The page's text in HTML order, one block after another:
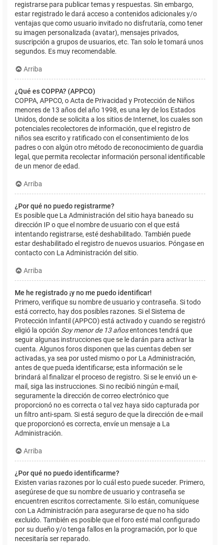
registrarse para publicar temas y respuestas. Sin embargo,
estar registrado le dará acceso a contenidos adicionales y/o
ventajas que como usuario invitado no disfrutaría, como tener
su imagen personalizada (avatar), mensajes privados,
suscripción a grupos de usuarios, etc. Tan solo le tomará unos
segundos. Es muy recomendable.
Arriba
¿Qué es COPPA? (APPCO)
COPPA, APPCO, o Acta de Privacidad y Protección de Niños
menores de 13 años del año 1998, es una ley de los Estados
Unidos, donde se solicita a los sitios de Internet, los cuales son
potenciales recolectores de información, que el registro de
niños sea escrito y ratificado con el consentimiento de los
padres o con algún otro método de reconocimiento de guardia
legal, que permita recolectar información personal identificable
de un menor de edad.
Arriba
¿Por qué no puedo registrarme?
Es posible que La Administración del sitio haya baneado su
dirección IP o que el nombre de usuario con el que está
intentando registrarse, esté deshabilitado. También puede
estar deshabilitado el registro de nuevos usuarios. Póngase en
contacto con La Administración del sitio.
Arriba
Me he registrado ¡y no me puedo identificar!
Primero, verifique su nombre de usuario y contraseña. Si todo
está correcto, hay dos posibles razones. Si el Sistema de
Protección Infantil (APPCO) está activado y cuando se registró
eligió la opción Soy menor de 13 añosentonces tendrá que
seguir algunas instrucciones que se le darán para activar la
cuenta. Algunos foros disponen que las cuentas deben ser
activadas, ya sea por usted mismo o por La Administración,
antes de que pueda identificarse; esta información se le
brindará al finalizar el proceso de registro. Si se le envió un e-
mail, siga las instrucciones. Si no recibió ningún e-mail,
seguramente la dirección de correo electrónico que
proporcionó no es correcta o tal vez haya sido capturada por
un filtro anti-spam. Si está seguro de que la dirección de e-mail
que proporcionó es correcta, envíe un mensaje a La
Administración.
Arriba
¿Por qué no puedo identificarme?
Existen varias razones por lo cuál esto puede suceder. Primero,
asegúrese de que su nombre de usuario y contraseña se
encuentren escritos correctamente. Si lo están, comuníquese
con La Administración para asegurarse de que no ha sido
excluido. También es posible que el foro esté mal configurado
por su dueño y/o tenga fallos en la programación, por lo que
necesitaría ser reparado.